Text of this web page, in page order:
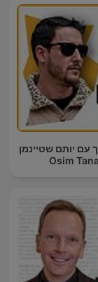
עם יותם שטיינמן
Osim